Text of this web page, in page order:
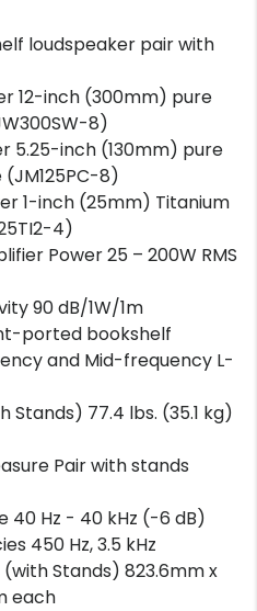
loudspeaker pair with
12-inch (300mm) pure
8)
5.25-inch (130mm) pure
8)
1-inch (25mm) Titanium
4)
Power 25 – 200W RMS
90 dB/1W/1m
ported bookshelf
and Mid-frequency L-
Stands) 77.4 lbs. (35.1 kg)
Pair with stands
40 Hz - 40 kHz (-6 dB)
450 Hz, 3.5 kHz
Stands) 823.6mm x
each